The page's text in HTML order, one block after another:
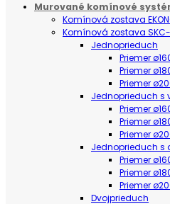
Murované komínové
Komínová zostava
Komínová zostava
Jednoprieduch
Priemer
Priemer
Priemer
Jednoprieduch s
Priemer
Priemer
Priemer
Jednoprieduch
Priemer
Priemer
Priemer
Dvojprieduch